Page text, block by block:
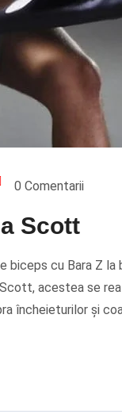
0 Comentarii
Scott
biceps cu Bara Z
acestea se
încheieturilor și